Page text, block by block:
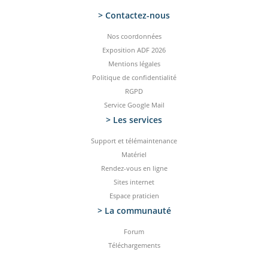
> Contactez-­nous
Nos coordonnées
Exposition ADF 2026
Mentions légales
Politique de confidentialité
RGPD
Service Google Mail
> Les services
Support et télémaintenance
Matériel
Rendez-vous en ligne
Sites internet
Espace praticien
> La communauté
Forum
Téléchargements